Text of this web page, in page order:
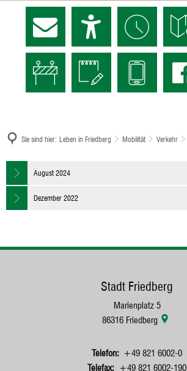
Sie sind hier: Leben in Friedberg Mobilität Verkehr
Ekherstraße
August 2024
Dezember 2022
Stadt Friedberg
Marienplatz 5
86316 Friedberg
+49 821 6002-0
+49 821 6002-190